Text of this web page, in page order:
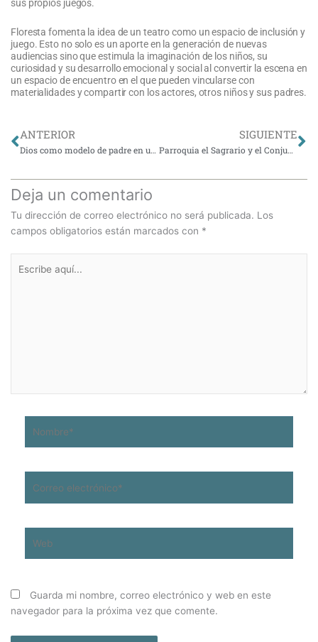
sus propios juegos.
Floresta fomenta la idea de un teatro como un espacio de inclusión y
juego. Esto no solo es un aporte en la generación de nuevas
audiencias sino que estimula la imaginación de los niños, su
curiosidad y su desarrollo emocional y social al convertir la escena en
un espacio de encuentro en el que pueden vincularse con
materialidades y compartir con los actores, otros niños y sus padres.
Ant
ANTERIOR
Dios como modelo de padre en una época de transición
SIGUIENTE
Parroquia el Sagrario y el Conjunto Catedralicio de Santiago
Deja un comentario
Tu dirección de correo electrónico no será publicada. Los
campos obligatorios están marcados con *
aquí...
electrónico*
Guarda mi nombre, correo electrónico y web en este
navegador para la próxima vez que comente.